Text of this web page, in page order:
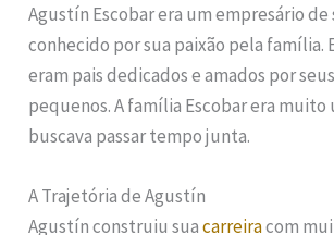
Agustín Escobar era um empresário de
conhecido por sua paixão pela família.
eram pais dedicados e amados por
pequenos. A família Escobar era muito
buscava passar tempo junta.
A Trajetória de Agustín
Agustín construiu suacarreiracom